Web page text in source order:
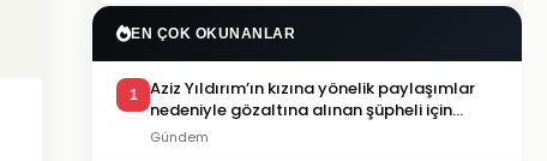
EN ÇOK OKUNANLAR
1
Aziz Yıldırım’ın kızına yönelik paylaşımlar
nedeniyle gözaltına alınan şüpheli için
tutuklama talebi
Gündem